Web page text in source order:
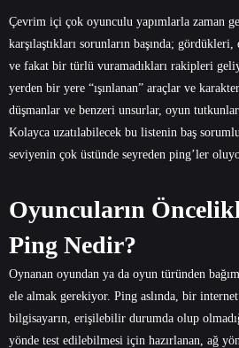
Çevrim içi çok oyunculu yapımlarla zaman
karşılaştıkları sorunların başında;
ve fakat bir türlü vuramadıkları rakipleri
yerden bir yere “ışınlanan” araçlar ve
düşmanlar ve benzeri unsurlar, oyun
Kolayca uzatılabilecek bu listenin baş
seviyenin çok üstünde seyreden ping’ler
Oyuncuların
Ping Nedir?
Oynanan oyundan ya da oyun türünden
ele almak gerekiyor. Ping aslında, bir
bilgisayarın, erişilebilir durumda olup
yönde test edilebilmesi için hazırlanan, ağ